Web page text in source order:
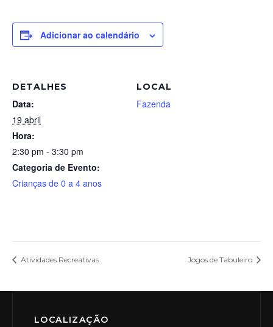
Adicionar ao calendário
DETALHES
Data:
19 abril
Hora:
2:30 pm - 3:30 pm
Categoria de Evento:
Crianças de 0 a 4 anos
LOCAL
Fazenda
Atividades Recreativas Jogos de Tabuleiro
LOCALIZAÇÃO